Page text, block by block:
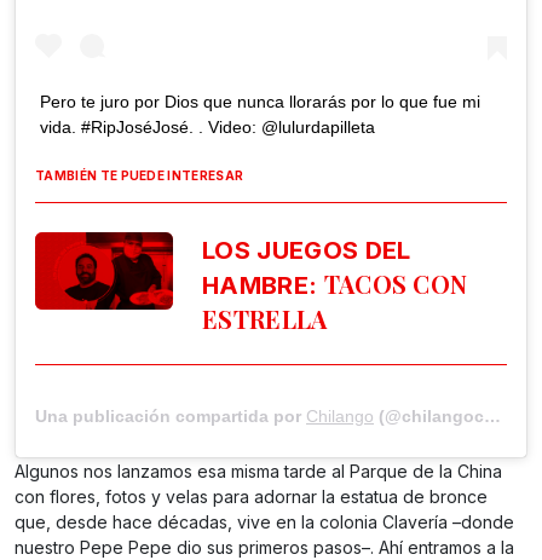
Pero te juro por Dios que nunca llorarás por lo que fue mi
vida. #RipJoséJosé. . Video: @lulurdapilleta
TAMBIÉN TE PUEDE INTERESAR
LOS JUEGOS DEL
HAMBRE: TACOS CON
ESTRELLA
Una publicación compartida por Chilango (@chilangocom) el
Algunos nos lanzamos esa misma tarde al Parque de la China
con flores, fotos y velas para adornar la estatua de bronce
que, desde hace décadas, vive en la colonia Clavería –donde
nuestro Pepe Pepe dio sus primeros pasos–. Ahí entramos a la